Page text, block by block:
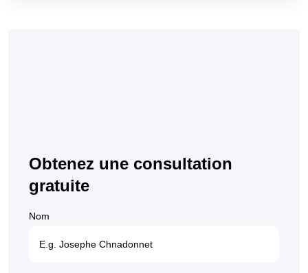
Obtenez une consultation
gratuite
Nom